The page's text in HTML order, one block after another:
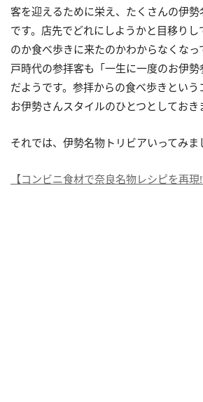
客を迎えるために栄え、たくさんの伊勢
です。店先でどれにしようかと目移り
のか食べ歩きに来たのかわからなくな
戸時代の参拝客も「一生に一度のお伊
だようです。参拝からの食べ歩きとい
お伊勢さんスタイルのひとつとしておき
それでは、伊勢名物トリビアいってみま
【コンビニ食材で奈良名物レシピを再